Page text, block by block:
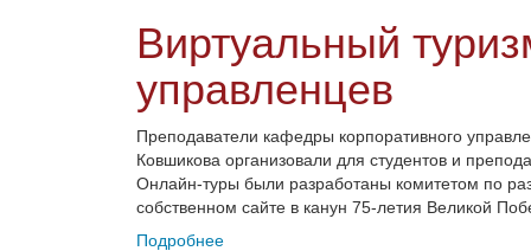
Виртуальный
управленцев
Преподаватели кафедры корпоративного
Ковшикова организовали для студентов и
Онлайн-туры были разработаны комитетом по
собственном сайте в канун 75-летия Великой
Подробнее